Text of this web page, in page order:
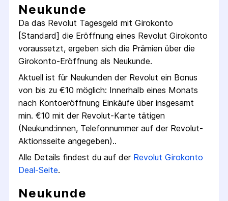
Neukunde
Da das Revolut Tagesgeld mit Girokonto
[Standard] die Eröffnung eines Revolut Girokonto
voraussetzt, ergeben sich die Prämien über die
Girokonto-Eröffnung als Neukunde.
Aktuell ist für Neukunden der Revolut ein Bonus
von bis zu €10 möglich: Innerhalb eines Monats
nach Konto­eröffnung Einkäufe über insgesamt
min. €10 mit der Revolut-Karte tätigen
(Neukund:innen, Telefon­nummer auf der Revolut-
Aktions­seite angegeben)..
Alle Details findest du auf der Revolut Girokonto
Deal-Seite.
Neukunde